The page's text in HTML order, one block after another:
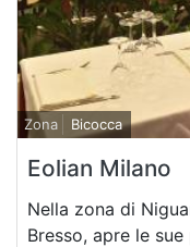
Zona Bicocca
Eolian Milano
Nella zona di
Bresso, apre le